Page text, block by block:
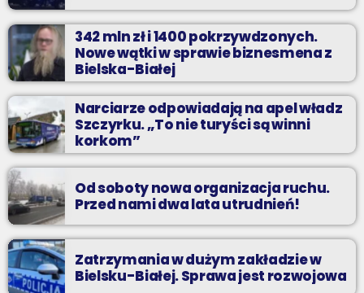
342 mln zł i 1400 pokrzywdzonych.
Nowe wątki w sprawie biznesmena z
Bielska-Białej
Narciarze odpowiadają na apel władz
Szczyrku. „To nie turyści są winni
korkom”
Od soboty nowa organizacja ruchu.
Przed nami dwa lata utrudnień!
Zatrzymania w dużym zakładzie w
Bielsku-Białej. Sprawa jest rozwojowa